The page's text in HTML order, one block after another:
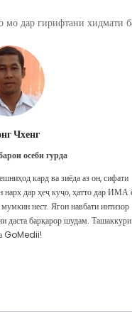
дар гирифтани хидмати
Дас
гастроэнтерология
GoMedii, ки дар сафари ман аз
табобат ба ман кӯмак карданд,
GoMedii интихоби дуруст
бо мо робитаи бузург доранд